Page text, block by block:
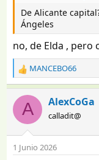
De Alicante
Ángeles
no, de Elda , pero
R
e
a
o
n
MANCEBO66
A AlexCoGa
calladit@
1 Junio 2026